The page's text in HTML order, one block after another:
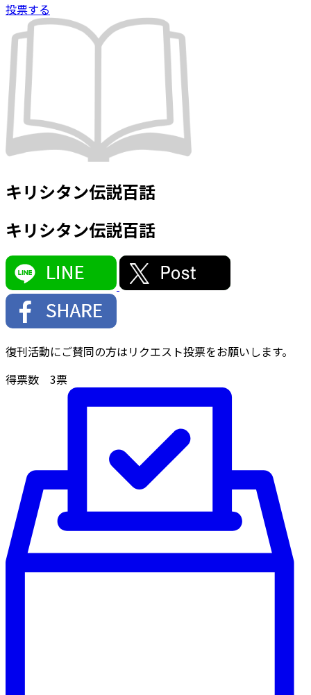
投票する
キリシタン伝説百話
キリシタン伝説百話
復刊活動にご賛同の方はリクエスト投票をお願いします。
得票数 3票